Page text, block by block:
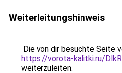
Weiterleitungshinweis
Die von dir besuchte Seite
https://vorota-kalitki.ru/
weiterzuleiten.